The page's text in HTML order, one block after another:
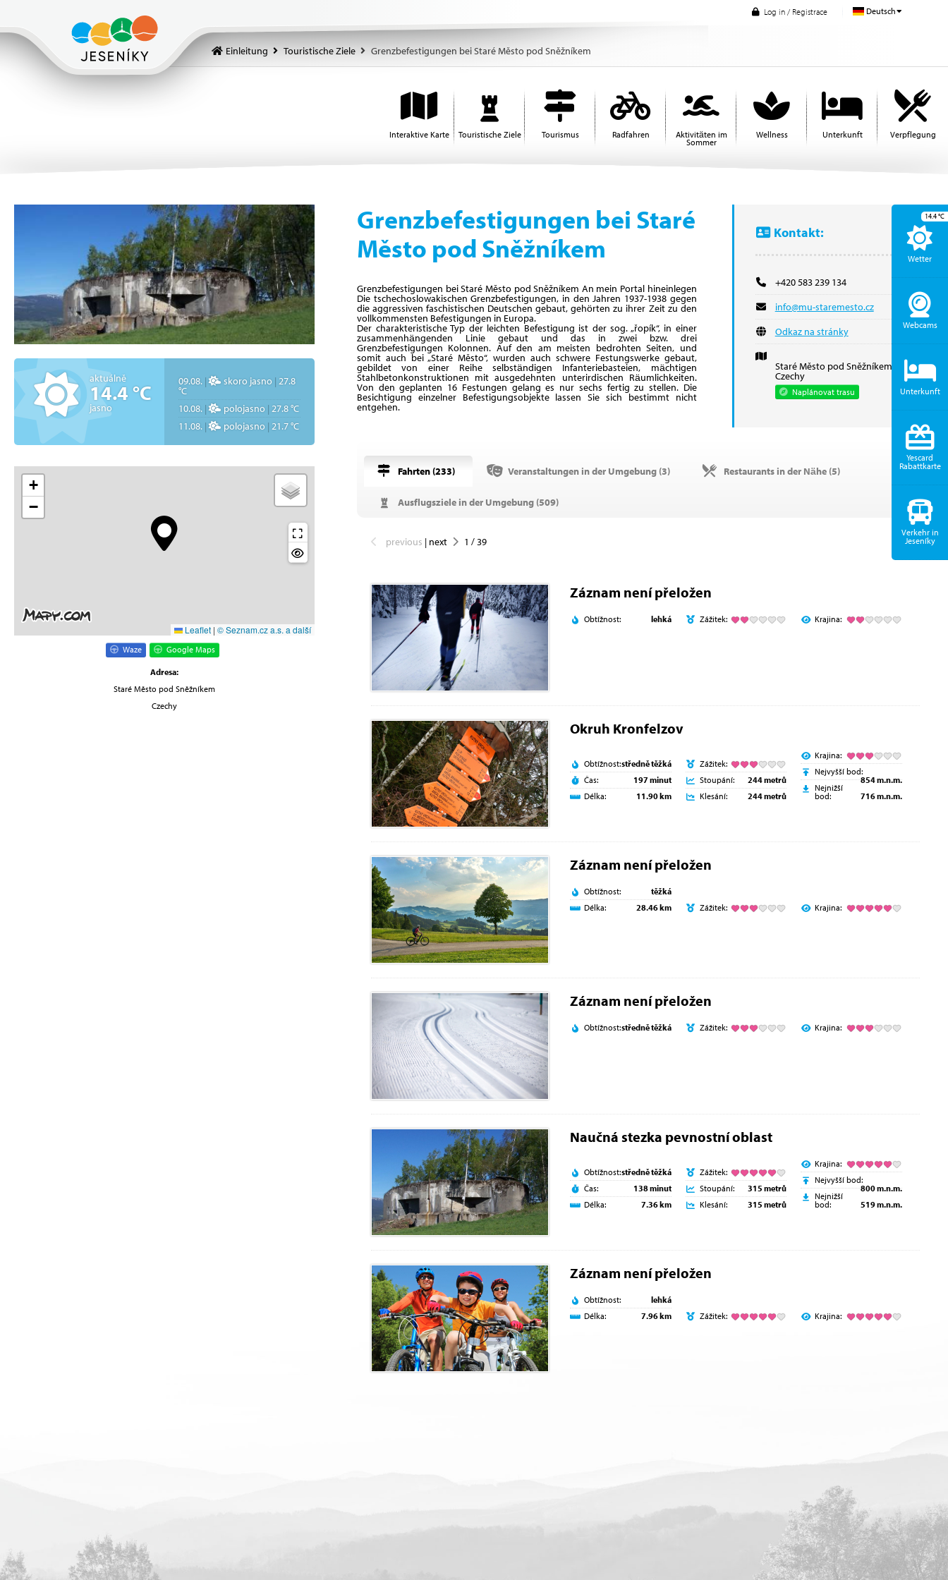
Deutsch
Log in / Registrace
Einleitung Touristische Ziele Grenzbefestigungen bei Staré Město pod Sněžníkem
Interaktive Karte Touristische Ziele Tourismus Radfahren Aktivitäten im
Sommer
Wellness Unterkunft Verpflegung
aktuálně
14.4 °C
jasno
09.08. | skoro jasno | 27.8
°C
10.08. | polojasno | 27.8 °C
11.08. | polojasno | 21.7 °C
+
−
Leaflet | © Seznam.cz a.s. a další
Waze Google Maps
Adresa:
Staré Město pod Sněžníkem
Czechy
Kontakt:
+420 583 239 134
info@mu-staremesto.cz
Odkaz na stránky
Staré Město pod Sněžníkem,
Czechy
Naplánovat trasu
Grenzbefestigungen bei Staré
Město pod Sněžníkem
Grenzbefestigungen bei Staré Město pod Sněžníkem An mein Portal hineinlegen
Die tschechoslowakischen Grenzbefestigungen, in den Jahren 1937-1938 gegen
die aggressiven faschistischen Deutschen gebaut, gehörten zu ihrer Zeit zu den
vollkommensten Befestigungen in Europa.
Der charakteristische Typ der leichten Befestigung ist der sog. „řopík“, in einer
zusammenhängenden Linie gebaut und das in zwei bzw. drei
Grenzbefestigungen Kolonnen. Auf den am meisten bedrohten Seiten, und
somit auch bei „Staré Město“, wurden auch schwere Festungswerke gebaut,
gebildet von einer Reihe selbständigen Infanteriebasteien, mächtigen
Stahlbetonkonstruktionen mit ausgedehnten unterirdischen Räumlichkeiten.
Von den geplanten 16 Festungen gelang es nur sechs fertig zu stellen. Die
Besichtigung einzelner Befestigungsobjekte lassen Sie sich bestimmt nicht
entgehen.
Fahrten (233) Veranstaltungen in der Umgebung (3) Restaurants in der Nähe (5)
Ausflugsziele in der Umgebung (509)
previous | next 1 /39
Záznam není přeložen
Obtížnost: lehká Zážitek: Krajina:
Okruh Kronfelzov
Obtížnost:středně těžká
Čas:
197 minut
Délka:
11.90 km
Zážitek:
Stoupání:
244 metrů
Klesání:
244 metrů
Krajina:
Nejvyšší bod:
854 m.n.m.
Nejnižší
bod:
716 m.n.m.
Záznam není přeložen
Obtížnost:
těžká
Délka:
28.46 km Zážitek: Krajina:
Záznam není přeložen
Obtížnost:středně těžká Zážitek: Krajina:
Naučná stezka pevnostní oblast
Obtížnost:středně těžká
Čas:
138 minut
Délka:
7.36 km
Zážitek:
Stoupání:
315 metrů
Klesání:
315 metrů
Krajina:
Nejvyšší bod:
800 m.n.m.
Nejnižší
bod:
519 m.n.m.
Záznam není přeložen
Obtížnost:
lehká
Délka:
7.96 km Zážitek: Krajina:
Wetter
14.4°C
Webcams
Unterkunft
Yescard
Rabattkarte
Verkehr in
Jeseníky